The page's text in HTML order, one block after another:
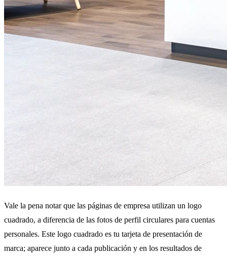
Vale la pena notar que las páginas de empresa utilizan un logo
cuadrado, a diferencia de las fotos de perfil circulares para cuentas
personales. Este logo cuadrado es tu tarjeta de presentación de
marca; aparece junto a cada publicación y en los resultados de